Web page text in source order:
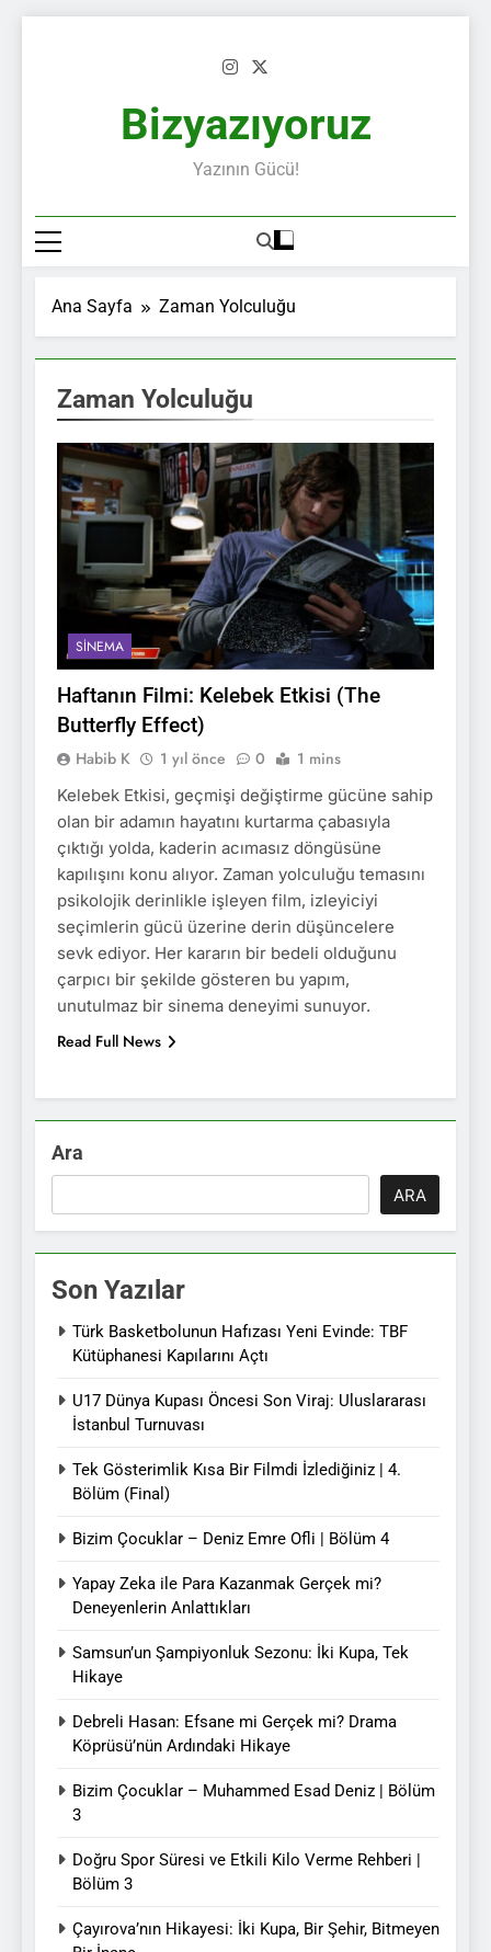
Bizyazıyoruz
Yazının Gücü!
Ana Sayfa Zaman Yolculuğu
Zaman Yolculuğu
SINEMA
Haftanın Filmi: Kelebek Etkisi (The
Butterfly Effect)
Habib K 1 yıl önce 0 1 mins
Kelebek Etkisi, geçmişi değiştirme gücüne sahip
olan bir adamın hayatını kurtarma çabasıyla
çıktığı yolda, kaderin acımasız döngüsüne
kapılışını konu alıyor. Zaman yolculuğu temasını
psikolojik derinlikle işleyen film, izleyiciyi
seçimlerin gücü üzerine derin düşüncelere
sevk ediyor. Her kararın bir bedeli olduğunu
çarpıcı bir şekilde gösteren bu yapım,
unutulmaz bir sinema deneyimi sunuyor.
Read Full News
Ara
ARA
Son Yazılar
Türk Basketbolunun Hafızası Yeni Evinde: TBF
Kütüphanesi Kapılarını Açtı
U17 Dünya Kupası Öncesi Son Viraj: Uluslararası
İstanbul Turnuvası
Tek Gösterimlik Kısa Bir Filmdi İzlediğiniz | 4.
Bölüm (Final)
Bizim Çocuklar – Deniz Emre Ofli | Bölüm 4
Yapay Zeka ile Para Kazanmak Gerçek mi?
Deneyenlerin Anlattıkları
Samsun’un Şampiyonluk Sezonu: İki Kupa, Tek
Hikaye
Debreli Hasan: Efsane mi Gerçek mi? Drama
Köprüsü’nün Ardındaki Hikaye
Bizim Çocuklar – Muhammed Esad Deniz | Bölüm
3
Doğru Spor Süresi ve Etkili Kilo Verme Rehberi |
Bölüm 3
Çayırova’nın Hikayesi: İki Kupa, Bir Şehir, Bitmeyen